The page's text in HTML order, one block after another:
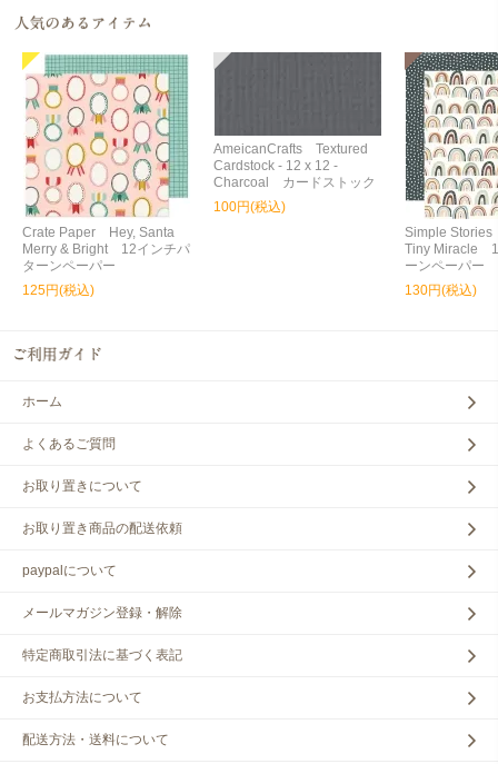
Crate Paper Hey, Santa
Merry & Bright 12インチパ
ターンペーパー
125円(税込)
AmeicanCrafts Textured
Cardstock - 12 x 12 -
Charcoal カードストック
100円(税込)
Simple
Tiny Miracle
ーンペーパー
130円(税込)
ホーム
よくあるご質問
お取り置きについて
お取り置き商品の配送依頼
paypalについて
メールマガジン登録・解除
特定商取引法に基づく表記
お支払方法について
配送方法・送料について